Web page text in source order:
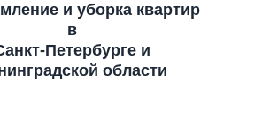
и уборка квартир
в
Петербурге и
области